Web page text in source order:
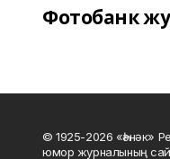
Фотобанк
© 1925-2026 «Һәнәк»
юмор журналының